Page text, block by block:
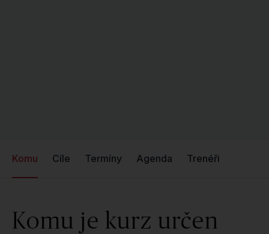
Komu Cíle Termíny Agenda Trenéři
Komu je kurz určen